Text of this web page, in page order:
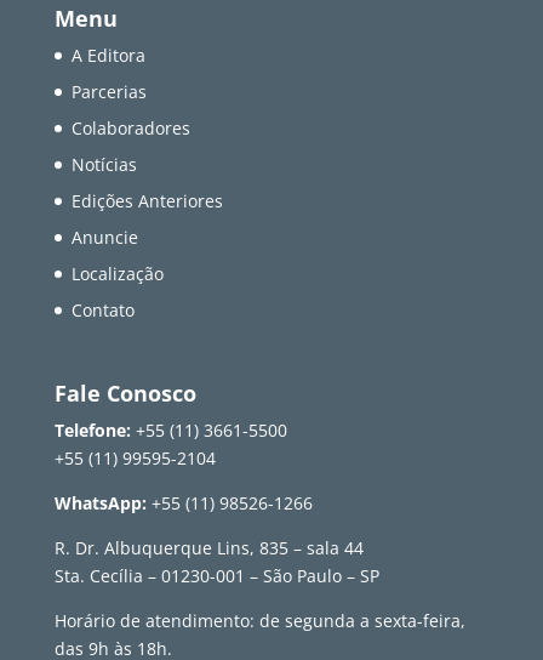
Menu
A Editora
Parcerias
Colaboradores
Notícias
Edições Anteriores
Anuncie
Localização
Contato
Fale Conosco
Telefone: +55 (11) 3661-5500
+55 (11) 99595-2104
WhatsApp: +55 (11) 98526-1266
R. Dr. Albuquerque Lins, 835 – sala 44
Sta. Cecília – 01230-001 – São Paulo – SP
Horário de atendimento: de segunda a sexta-feira,
das 9h às 18h.